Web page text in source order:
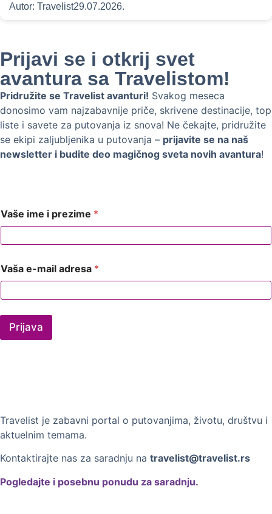
Autor: Travelist29.07.2026.
Prijavi se i otkrij svet
avantura sa Travelistom!
Pridružite se Travelist avanturi! Svakog meseca
donosimo vam najzabavnije priče, skrivene destinacije, top
liste i savete za putovanja iz snova! Ne čekajte, pridružite
se ekipi zaljubljenika u putovanja – prijavite se na naš
newsletter i budite deo magičnog sveta novih avantura!
Vaše ime i prezime *
Vaša e-mail adresa *
Prijava
Travelist je zabavni portal o putovanjima, životu, društvu i
aktuelnim temama.
Kontaktirajte nas za saradnju na travelist@travelist.rs
Pogledajte i posebnu ponudu za saradnju.